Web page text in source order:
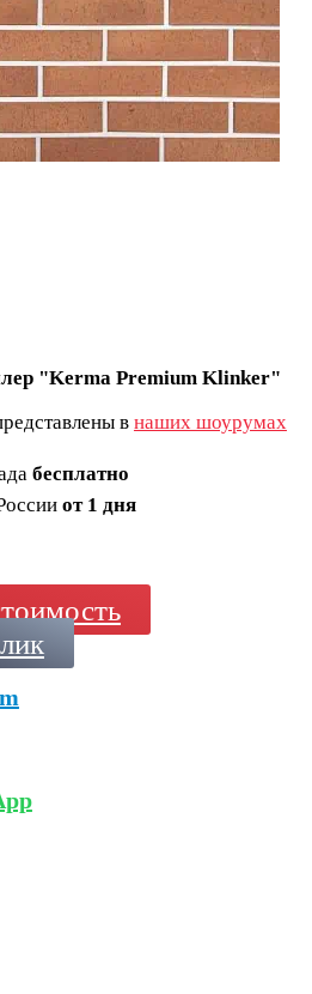
"Kerma Premium Klinker"
в наших шоурумах
бесплатно
от 1 дня